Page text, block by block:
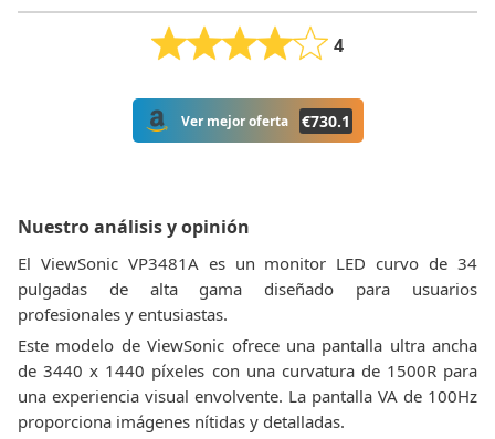
4
Ver mejor oferta €730.1
Nuestro análisis y opinión
El ViewSonic VP3481A es un monitor LED curvo de 34
pulgadas de alta gama diseñado para usuarios
profesionales y entusiastas.
Este modelo de ViewSonic ofrece una pantalla ultra ancha
de 3440 x 1440 píxeles con una curvatura de 1500R para
una experiencia visual envolvente. La pantalla VA de 100Hz
proporciona imágenes nítidas y detalladas.